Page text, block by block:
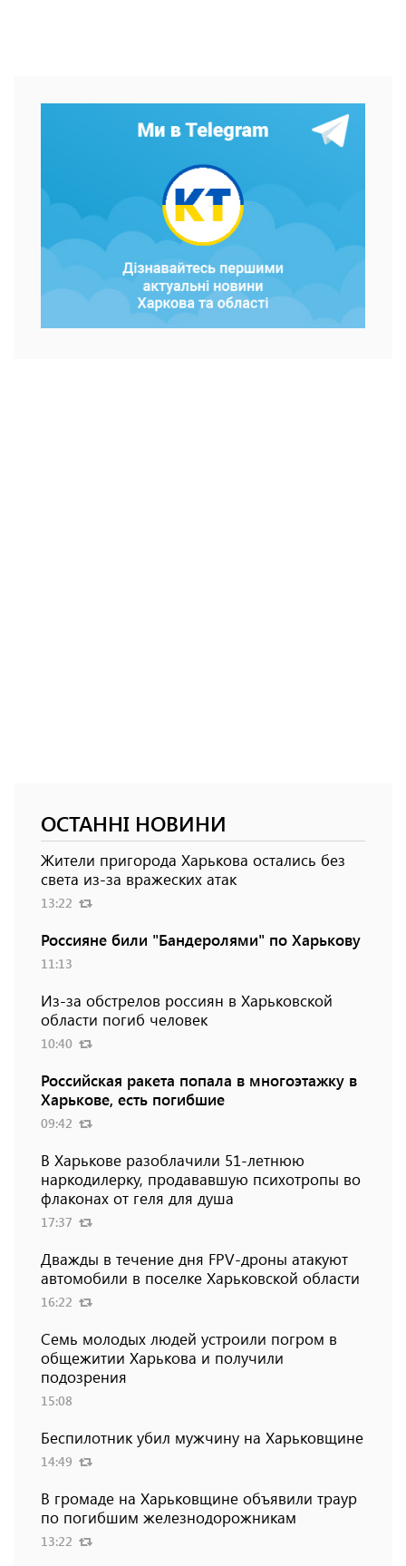
ОСТАННІ НОВИНИ
Жители пригорода Харькова остались без
света из-за вражеских атак
13:22
Россияне били "Бандеролями" по Харькову
11:13
Из-за обстрелов россиян в Харьковской
области погиб человек
10:40
Российская ракета попала в многоэтажку в
Харькове, есть погибшие
09:42
В Харькове разоблачили 51-летнюю
наркодилерку, продававшую психотропы во
флаконах от геля для душа
17:37
Дважды в течение дня FPV-дроны атакуют
автомобили в поселке Харьковской области
16:22
Семь молодых людей устроили погром в
общежитии Харькова и получили
подозрения
15:08
Беспилотник убил мужчину на Харьковщине
14:49
В громаде на Харьковщине объявили траур
по погибшим железнодорожникам
13:22